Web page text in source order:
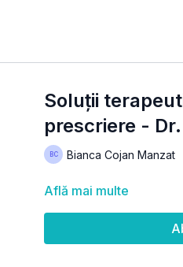
Soluții
prescriere -
Bianca Cojan Manzat
Află mai multe